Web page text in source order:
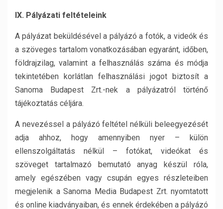
IX. Pályázati feltételeink
A pályázat beküldésével a pályázó a fotók, a videók és
a szöveges tartalom vonatkozásában egyaránt, időben,
földrajzilag, valamint a felhasználás száma és módja
tekintetében korlátlan felhasználási jogot biztosít a
Sanoma Budapest Zrt.-nek a pályázatról történő
tájékoztatás céljára.
A nevezéssel a pályázó feltétel nélküli beleegyezését
adja ahhoz, hogy amennyiben nyer – külön
ellenszolgáltatás nélkül – fotókat, videókat és
szöveget tartalmazó bemutató anyag készül róla,
amely egészében vagy csupán egyes részleteiben
megjelenik a Sanoma Media Budapest Zrt. nyomtatott
és online kiadványaiban, és ennek érdekében a pályázó